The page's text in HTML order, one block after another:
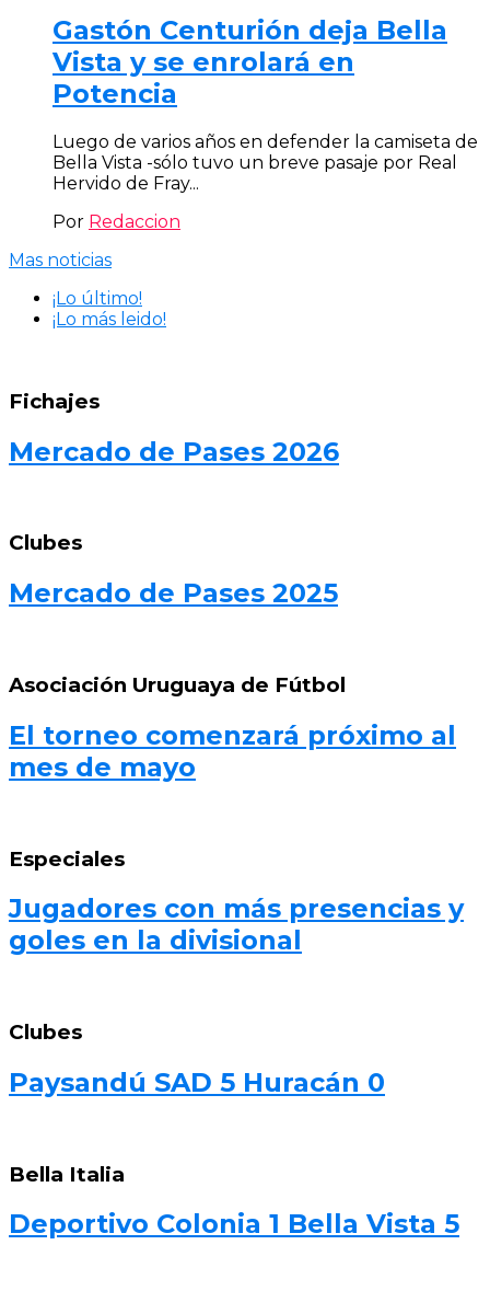
Gastón Centurión deja Bella
Vista y se enrolará en
Potencia
Luego de varios años en defender la camiseta de
Bella Vista -sólo tuvo un breve pasaje por Real
Hervido de Fray...
Por Redaccion
Mas noticias
¡Lo último!
¡Lo más leido!
Fichajes
Mercado de Pases 2026
Clubes
Mercado de Pases 2025
Asociación Uruguaya de Fútbol
El torneo comenzará próximo al
mes de mayo
Especiales
Jugadores con más presencias y
goles en la divisional
Clubes
Paysandú SAD 5 Huracán 0
Bella Italia
Deportivo Colonia 1 Bella Vista 5